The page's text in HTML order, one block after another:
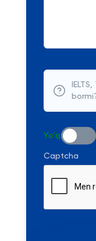
Yo'q
Captcha